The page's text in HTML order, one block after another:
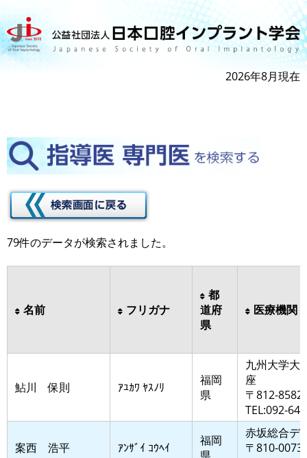
2026年8月現在
79件のデータが検索されました。
名前 フリガナ
都
道府
県
医療機関
鮎川 保則 ｱﾕｶﾜ ﾔｽﾉﾘ
福岡
県
九州大学大
座
〒812-
TEL:092-
案西 浩平 ｱﾝｻﾞｲ ｺｳﾍｲ
福岡
県
赤坂総合デ
〒810-